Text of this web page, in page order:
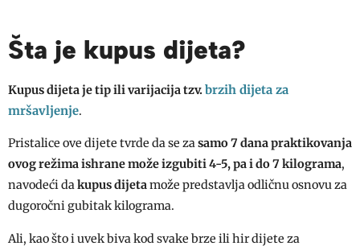
Šta je kupus dijeta?
Kupus dijetaje tip ili varijacija tzv. brzih dijeta za
mršavljenje.
Pristalice ove dijete tvrde da se zasamo 7 dana praktikovanja
ovog režima ishrane može izgubiti 4-5, pa i do 7 kilograma,
navodeći dakupus dijetamože predstavlja odličnu osnovu za
dugoročni gubitak kilograma.
Ali, kao što i uvek biva kod svake brze ili hir dijete za